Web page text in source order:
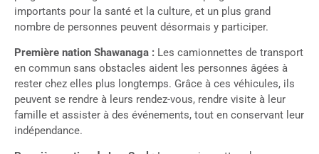
importants pour la santé et la culture, et un plus grand
nombre de personnes peuvent désormais y participer.
Première nation Shawanaga : Les camionnettes de transport
en commun sans obstacles aident les personnes âgées à
rester chez elles plus longtemps. Grâce à ces véhicules, ils
peuvent se rendre à leurs rendez-vous, rendre visite à leur
famille et assister à des événements, tout en conservant leur
indépendance.